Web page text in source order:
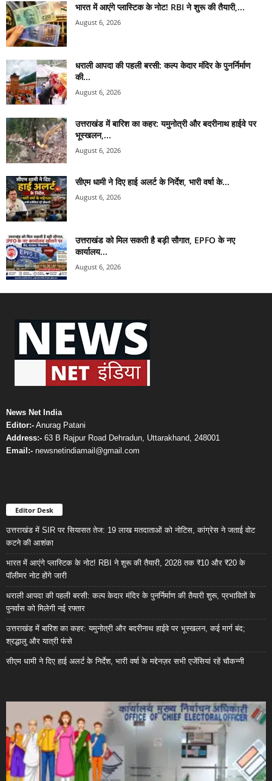
भारत में आएंगे प्लास्टिक के नोट! RBI ने शुरू की तैयारी,...
August 6, 2026
धराली आपदा की पहली बरसी: कल्प केदार मंदिर के पुनर्निर्माण
की...
August 6, 2026
उत्तराखंड में बारिश का कहर: यमुनोत्री और बदरीनाथ हाईवे पर
भूस्खलन,...
August 6, 2026
सीएम धामी ने दिए हाई अलर्ट के निर्देश, भारी वर्षा के...
August 6, 2026
उत्तराखंड को मिल सकती है बड़ी सौगात, EPFO के नए
कार्यालय...
August 6, 2026
News Net India
Editor:- Anurag Patani
Address:- 63 B Rajpur Road Dehradun, Uttarakhand, 248001
Email:- newsnetindiamail@gmail.com
Editor Desk
उत्तराखंड में SIR पर सियासत तेज: 19 लाख मतदाताओं को नोटिस, कांग्रेस ने जताई वोट
कटने की आशंका
भारत में आएंगे प्लास्टिक के नोट! RBI ने शुरू की तैयारी, 2028 तक ₹10 और ₹20 के
पॉलीमर नोट होंगे जारी
धराली आपदा की पहली बरसी: कल्प केदार मंदिर के पुनर्निर्माण की तैयारी शुरू, प्रभावितों के
पुनर्वास को मिलेगी नई रफ्तार
उत्तराखंड में बारिश का कहर: यमुनोत्री और बदरीनाथ हाईवे पर भूस्खलन, कई मार्ग बंद;
श्रद्धालु और यात्री फंसे
सीएम धामी ने दिए हाई अलर्ट के निर्देश, भारी वर्षा के मद्देनज़र सभी एजेंसियां रहें चौकन्नी